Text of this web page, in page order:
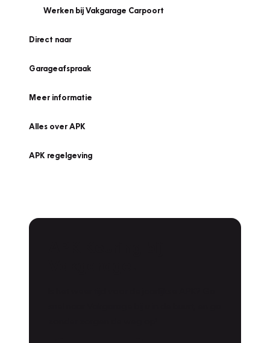
Werken bij Vakgarage Carpoort
Direct naar
Garageafspraak
Meer informatie
Alles over APK
APK regelgeving